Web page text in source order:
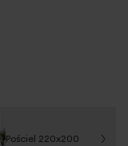
Pościel 220x200